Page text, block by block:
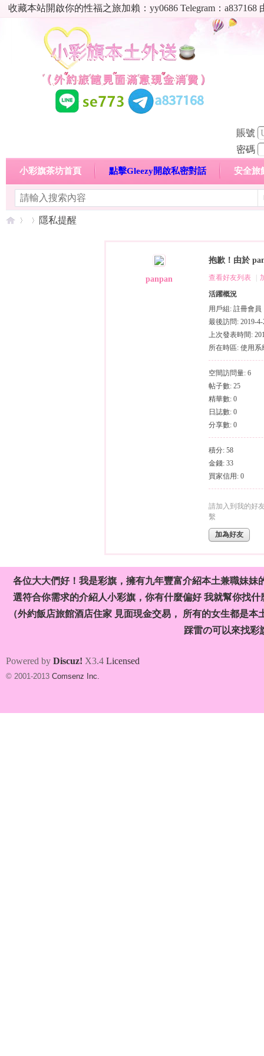
收藏本站開啟你的性福之旅加賴：yy0686 Telegram：
賬號
密碼
小彩旗茶坊首頁 點擊Gleezy開啟私密對話 安全旅
明碼標價特惠專區
隱私提醒
panpan
抱歉！由於
查看好友列表
活躍概況
用戶組: 註冊會員
最後訪問: 2019-4-
上次發表時間:
所在時區: 使用系
空間訪問量: 6
帖子數: 25
精華數: 0
日誌數: 0
分享數: 0
積分: 58
金錢: 33
買家信用: 0
請加入到我的好
繫
加為好友
各位大大們好！我是彩旗，擁有九年豐富介紹本土兼職妹
選符合你需求的介紹人小彩旗，你有什麼偏好 我就幫你找
（外約飯店旅館酒店住家 見面現金交易， 所有的女生都是
踩雷の可以來找彩
Powered by Discuz! X3.4 Licensed
© 2001-2013 Comsenz Inc.